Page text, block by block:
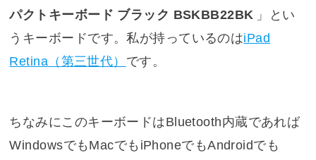
パクトキーボード ブラック BSKBB22BK 」とい
うキーボードです。私が持っているのはiPad
Retina（第三世代） です。
ちなみにこのキーボードはBluetooth内蔵であれば
WindowsでもMacでもiPhoneでもAndroidでも